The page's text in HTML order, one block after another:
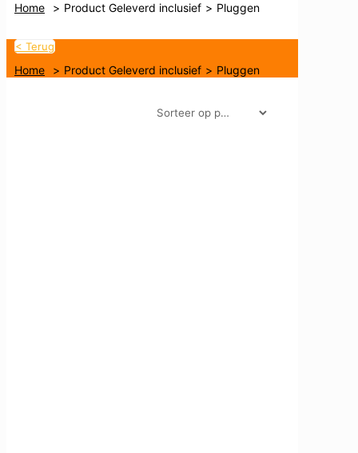
Home > Product Geleverd inclusief > Pluggen
< Terug
Home > Product Geleverd inclusief > Pluggen